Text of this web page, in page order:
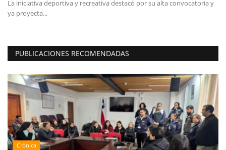
La iniciativa deportiva y recreativa destacó por su alta convocatoria y
ya proyecta...
PUBLICACIONES RECOMENDADAS
Crónica